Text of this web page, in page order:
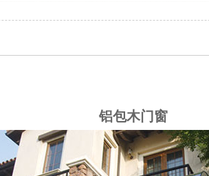
铝包木门窗